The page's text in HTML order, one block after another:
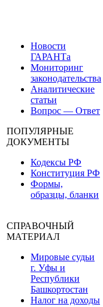
Новости
ГАРАНТа
Мониторинг
законодательства
Аналитические
статьи
Вопрос — Ответ
ПОПУЛЯРНЫЕ
ДОКУМЕНТЫ
Кодексы РФ
Конституция РФ
Формы,
образцы, бланки
СПРАВОЧНЫЙ
МАТЕРИАЛ
Мировые судьи
г. Уфы и
Республики
Башкортостан
Налог на доходы